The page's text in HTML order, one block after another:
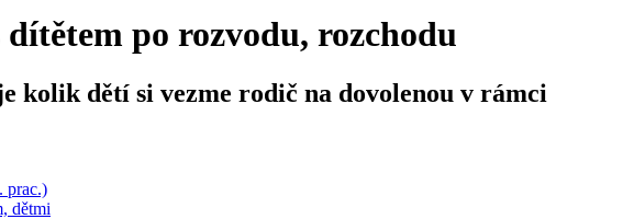
po rozvodu, rozchodu
kolik dětí si vezme rodič na dovolenou v rámci
prac.)
dětmi